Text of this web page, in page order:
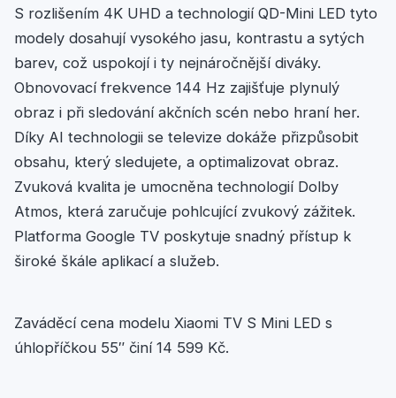
S rozlišením 4K UHD a technologií QD-Mini LED tyto
modely dosahují vysokého jasu, kontrastu a sytých
barev, což uspokojí i ty nejnáročnější diváky.
Obnovovací frekvence 144 Hz zajišťuje plynulý
obraz i při sledování akčních scén nebo hraní her.
Díky AI technologii se televize dokáže přizpůsobit
obsahu, který sledujete, a optimalizovat obraz.
Zvuková kvalita je umocněna technologií Dolby
Atmos, která zaručuje pohlcující zvukový zážitek.
Platforma Google TV poskytuje snadný přístup k
široké škále aplikací a služeb.
Zaváděcí cena modelu Xiaomi TV S Mini LED s
úhlopříčkou 55″ činí 14 599 Kč.